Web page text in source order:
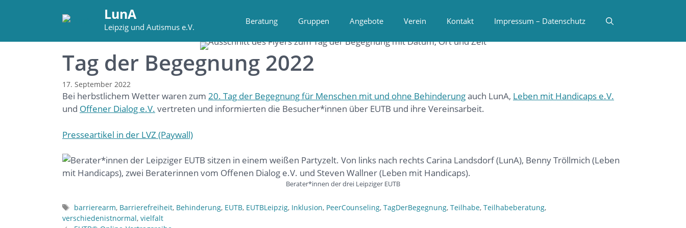
LunA
Leipzig und Autismus e.V.
Beratung Gruppen Angebote Verein Kontakt Impressum – Datenschutz
Tag der Begegnung 2022
17. September 2022
Bei herbstlichem Wetter waren zum 20. Tag der Begegnung für Menschen mit und ohne Behinderungauch LunA, Leben mit Handicaps e.V.
und Offener Dialog e.V. vertreten und informierten die Besucher*innen über EUTB und ihre Vereinsarbeit.
Presseartikel in der LVZ (Paywall)
Berater*innen der drei Leipziger EUTB
Schlagwörter
barrierearm, Barrierefreiheit, Behinderung, EUTB, EUTBLeipzig, Inklusion, PeerCounseling,TagDerBegegnung,Teilhabe,Teilhabeberatung,
verschiedenistnormal, vielfalt